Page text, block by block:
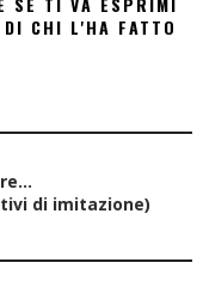
CHI L'HA FATTO
di imitazione)